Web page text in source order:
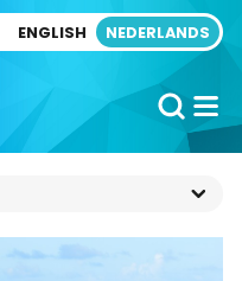
ENGLISH NEDERLANDS